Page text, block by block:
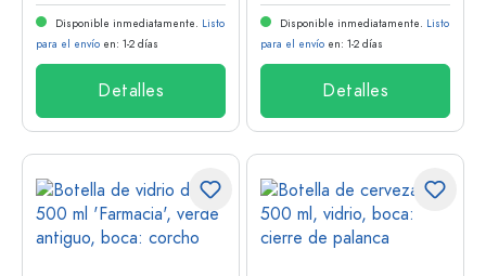
Disponible inmediatamente. Listo
para el envío en: 1-2 días
Detalles
Disponible inmediatamente. Listo
para el envío en: 1-2 días
Detalles